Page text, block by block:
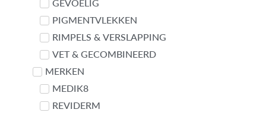
GEVOELIG
PIGMENTVLEKKEN
RIMPELS & VERSLAPPING
VET & GECOMBINEERD
MERKEN
MEDIK8
REVIDERM